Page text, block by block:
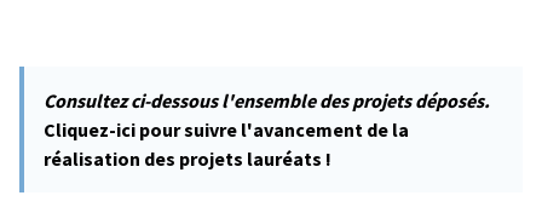
Consultez ci-dessous l'ensemble des projets déposés.
Cliquez-ici pour suivre l'avancement de la
réalisation des projets lauréats !